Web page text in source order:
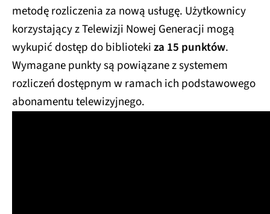
metodę rozliczenia za nową usługę. Użytkownicy
korzystający z Telewizji Nowej Generacji mogą
wykupić dostęp do bibliotekiza 15 punktów.
Wymagane punkty są powiązane z systemem
rozliczeń dostępnym w ramach ich podstawowego
abonamentu telewizyjnego.